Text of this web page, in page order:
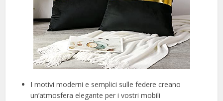
I motivi moderni e semplici sulle federe creano
un’atmosfera elegante per i vostri mobili